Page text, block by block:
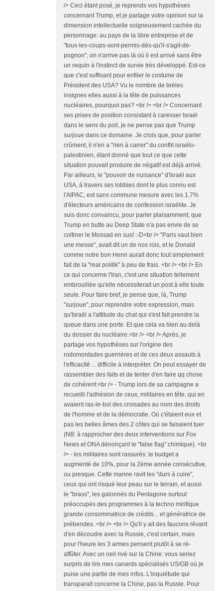
/> Ceci étant posé, je reprends vos hypothèses
concernant Trump, et je partage votre opinion sur la
dimension intellectuelle soigneusement cachée du
personnage: au pays de la libre entreprise et de
"tous-les-coups-sont-permis-dès-qu'il-s'agit-de-
pognon", on n'arrive pas là où il est arrivé sans être
un requin à l'instinct de survie très développé. Est-ce
que c'est suffisant pour enfiler le costume de
Président des USA? Vu le nombre de brèles
insignes elles aussi à la tête de puissances
nucléaires, pourquoi pas? <br /> <br /> Concernant
ses prises de position consistant à caresser Israël
dans le sens du poil, je ne pense pas que Trump
surjoue dans ce domaine. Je crois que, pour parler
crûment, il n'en a "rien à carrer" du conflit israélo-
palestinien, étant donné que tout ce que cette
situation pouvait produire de négatif est déjà arrivé.
Par ailleurs, le "pouvoir de nuisance" d'Israël aux
USA, à travers ses lobbies dont le plus connu est
l'AIPAC, est sans commune mesure avec les 1.7%
d'électeurs américains de confession israélite. Je
suis donc convaincu, pour parler plaisamment, que
Trump en butte au Deep State n'a pas envie de se
coltiner le Mossad en sus! :-D<br /> "Paris vaut bien
une messe", avait dit un de nos rois, et le Donald
comme notre bon Henri aurait donc tout simplement
fait de la "real politik" à peu de frais. <br /> <br /> En
ce qui concerne l'Iran, c'est une situation tellement
embrouillée qu'elle nécessiterait un post à elle toute
seule. Pour faire bref, je pense que, là, Trump
"surjoue", pour reprendre votre expression, mais
qu'Israël a l'attitude du chat qui s'est fait prendre la
queue dans une porte. Et que cela va bien au delà
du dossier du nucléaire.<br /> <br /> Après, je
partage vos hypothèses sur l'origine des
rodomontades guerrières et de ces deux assauts à
l'efficacité ... difficile à interpréter. On peut essayer de
rassembler des faits et de tenter d'en faire qq chose
de cohérent:<br /> - Trump lors de sa campagne a
recueilli l'adhésion de ceux, militaires en tête, qui en
avaient ras-le-bol des croisades au nom des droits
de l'homme et de la démocratie. Où c'étaient eux et
pas les belles âmes des 2 côtes qui se faisaient tuer
(NB: à rapprocher des deux interventions sur Fox
News et ONA dénonçant le "false flag" chimique). <br
/> - les militaires sont rassurés: le budget a
augmenté de 10%, pour la 2ème année consécutive,
ou presque. Cette manne ravit les "durs à cuire",
ceux qui ont risqué leur peau sur le terrain, et aussi
le "brass", les galonnés du Pentagone surtout
préoccupés des programmes à la techno mirifique
grande consommatrice de crédits... et génératrice de
prébendes. <br /> <br /> Qu'il y ait des faucons rêvant
d'en découdre avec la Russie, c'est certain, mais
pour l'heure les 3 armes pensent plutôt à se ré-
affûter. Avec un oeil rivé sur la Chine: vous seriez
surpris de lire mes canards spécialisés US/GB où je
puise une partie de mes infos. L'inquiétude qui
transparait concerne la Chine, pas la Russie. Pour